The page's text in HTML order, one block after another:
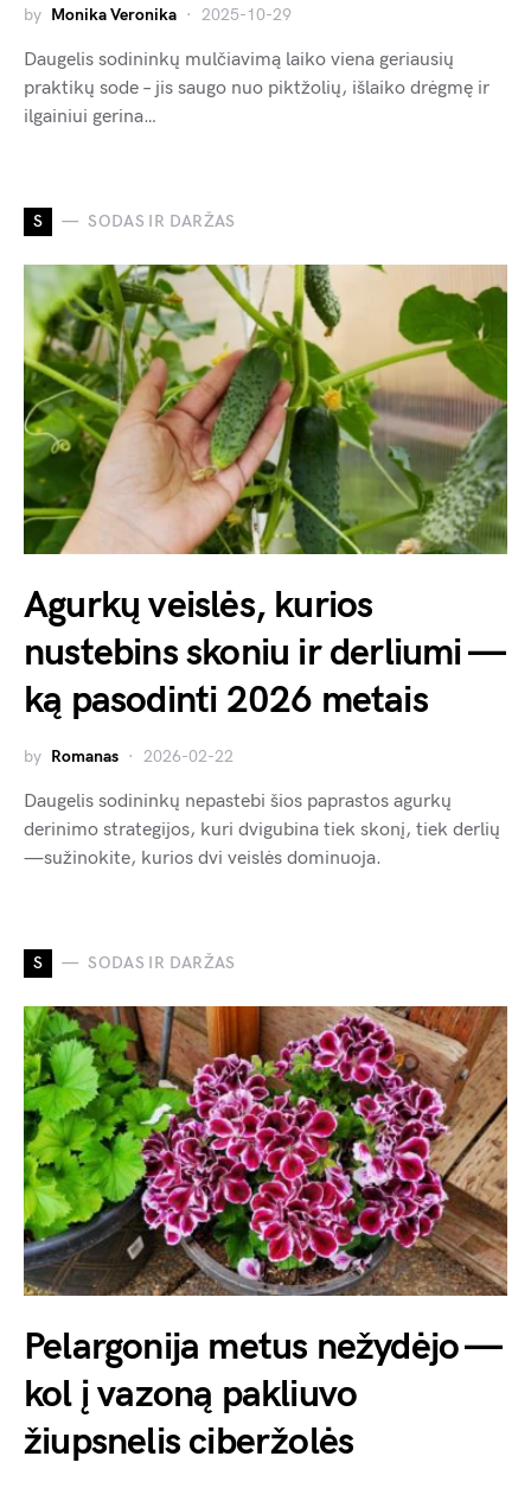
by Monika Veronika 2025-10-29
Daugelis sodininkų mulčiavimą laiko viena geriausių
praktikų sode – jis saugo nuo piktžolių, išlaiko drėgmę ir
ilgainiui gerina…
S SODAS IR DARŽAS
Agurkų veislės, kurios
nustebins skoniu ir derliumi —
ką pasodinti 2026 metais
by Romanas 2026-02-22
Daugelis sodininkų nepastebi šios paprastos agurkų
derinimo strategijos, kuri dvigubina tiek skonį, tiek derlių
—sužinokite, kurios dvi veislės dominuoja.
S SODAS IR DARŽAS
Pelargonija metus nežydėjo —
kol į vazoną pakliuvo
žiupsnelis ciberžolės